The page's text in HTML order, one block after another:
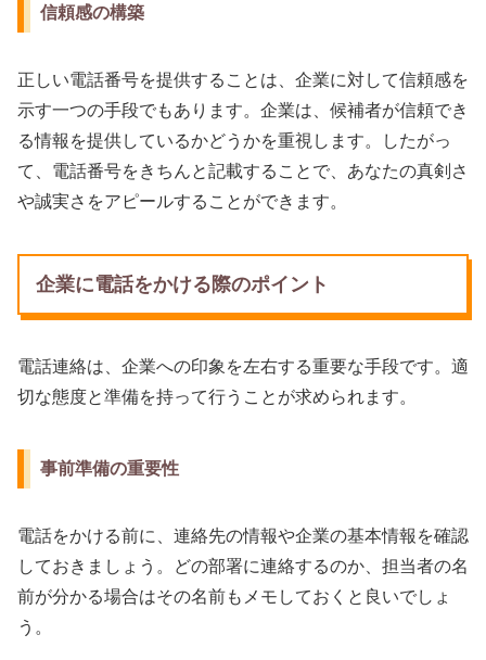
信頼感の構築
正しい電話番号を提供することは、企業に対して信頼感を
示す一つの手段でもあります。企業は、候補者が信頼でき
る情報を提供しているかどうかを重視します。したがっ
て、電話番号をきちんと記載することで、あなたの真剣さ
や誠実さをアピールすることができます。
企業に電話をかける際のポイント
電話連絡は、企業への印象を左右する重要な手段です。適
切な態度と準備を持って行うことが求められます。
事前準備の重要性
電話をかける前に、連絡先の情報や企業の基本情報を確認
しておきましょう。どの部署に連絡するのか、担当者の名
前が分かる場合はその名前もメモしておくと良いでしょ
う。